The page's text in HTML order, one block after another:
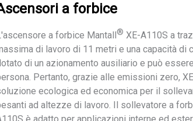
a forbice
a forbice Mantall® XE-A110S a
di lavoro di 11 metri e una capacità di
di un azionamento ausiliario e può
Pertanto, grazie alle emissioni zero,
ecologica ed economica per il
ad altezze di lavoro. Il sollevatore a